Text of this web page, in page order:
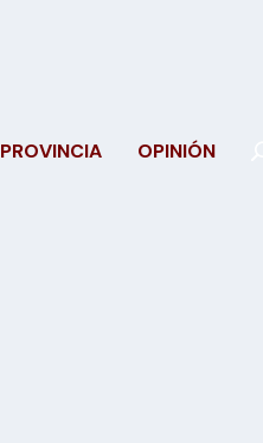
PROVINCIA OPINIÓN